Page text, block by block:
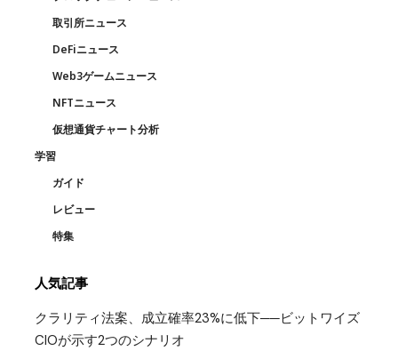
取引所ニュース
DeFiニュース
Web3ゲームニュース
NFTニュース
仮想通貨チャート分析
学習
ガイド
レビュー
特集
人気記事
クラリティ法案、成立確率23%に低下──ビットワイズ
CIOが示す2つのシナリオ